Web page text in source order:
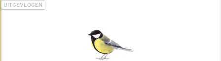
UITGEVLOGEN